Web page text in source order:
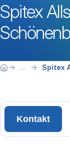
Spitex
Sie befinden sich
Home ... Spitex
Kontakt